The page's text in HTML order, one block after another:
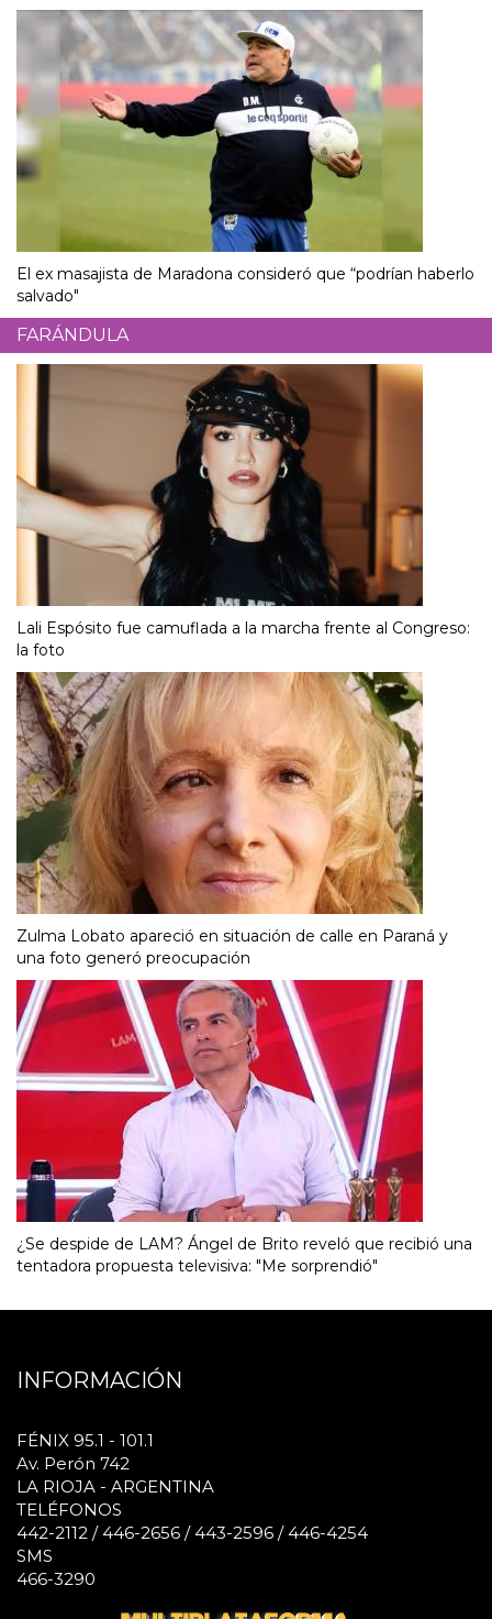
El ex masajista de Maradona consideró que “podrían haberlo
salvado"
FARÁNDULA
Lali Espósito fue camuflada a la marcha frente al Congreso:
la foto
Zulma Lobato apareció en situación de calle en Paraná y
una foto generó preocupación
¿Se despide de LAM? Ángel de Brito reveló que recibió una
tentadora propuesta televisiva: "Me sorprendió"
INFORMACIÓN
FÉNIX 95.1 - 101.1
Av. Perón 742
LA RIOJA - ARGENTINA
TELÉFONOS
442-2112 / 446-2656 / 443-2596 / 446-4254
SMS
466-3290